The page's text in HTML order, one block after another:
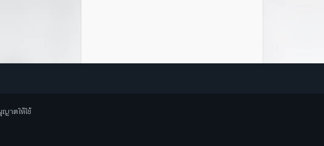
าตให้ใช้